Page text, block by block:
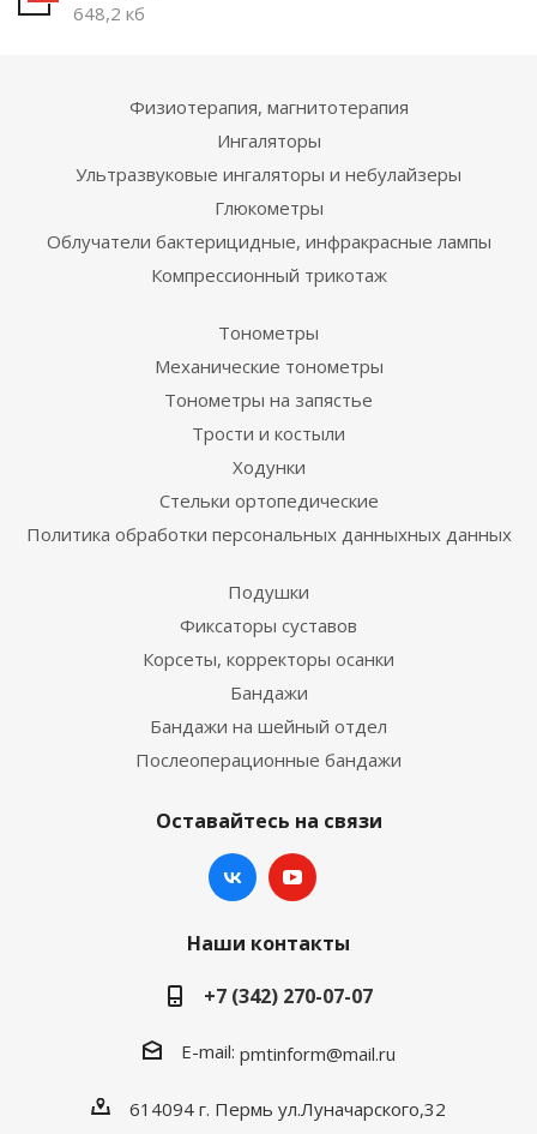
648,2 кб
Физиотерапия, магнитотерапия
Ингаляторы
Ультразвуковые ингаляторы и небулайзеры
Глюкометры
Облучатели бактерицидные, инфракрасные лампы
Компрессионный трикотаж
Тонометры
Механические тонометры
Тонометры на запястье
Трости и костыли
Ходунки
Стельки ортопедические
Политика обработки персональных данныхных данных
Подушки
Фиксаторы суставов
Корсеты, корректоры осанки
Бандажи
Бандажи на шейный отдел
Послеоперационные бандажи
Оставайтесь на связи
Наши контакты
+7 (342) 270-07-07
E-mail: pmtinform@mail.ru
614094 г. Пермь ул.Луначарского,32